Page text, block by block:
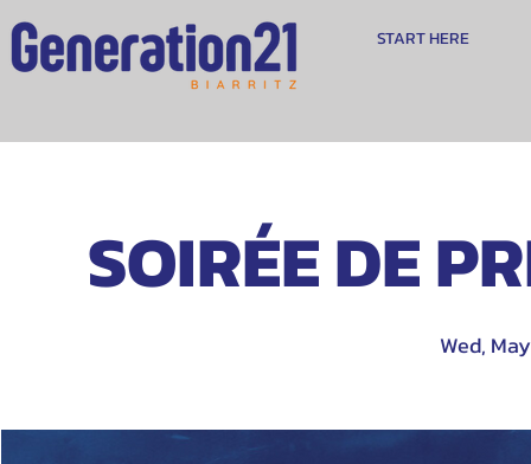
START HERE
SOIRÉE DE
Wed,